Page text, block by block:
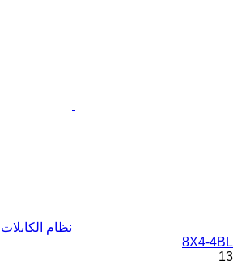
8X4-4BL
13